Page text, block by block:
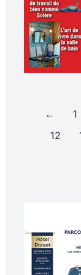
← 1
12